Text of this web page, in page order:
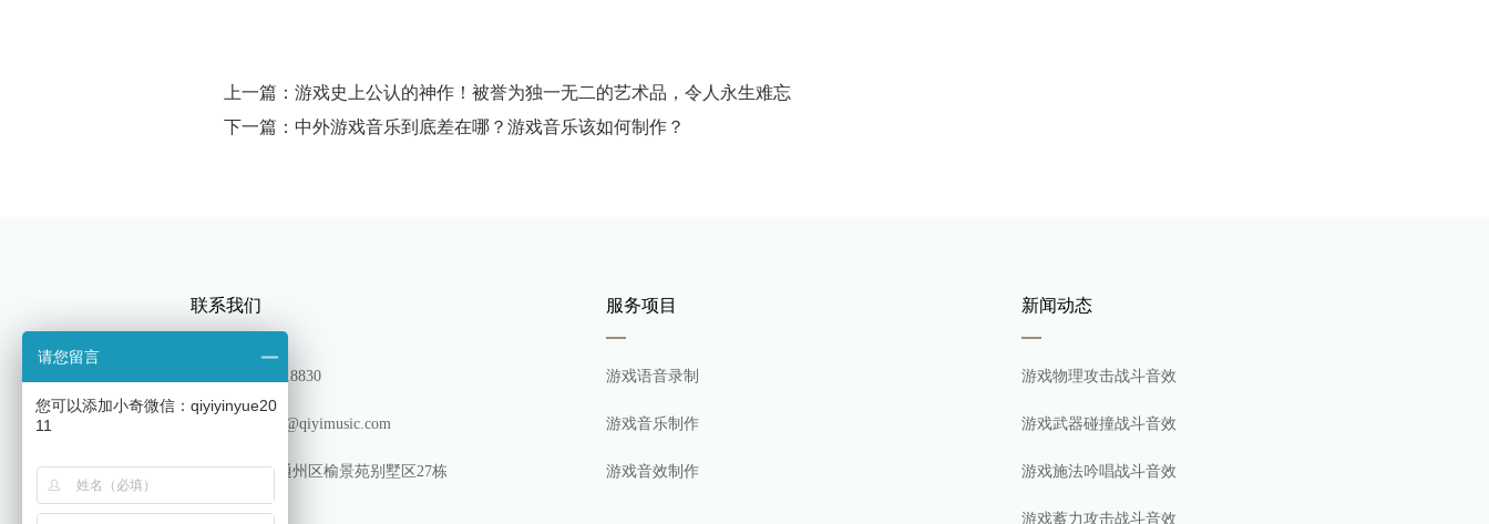
上一篇：游戏史上公认的神作！被誉为独一无二的艺术品，令人永生难忘
下一篇：中外游戏音乐到底差在哪？游戏音乐该如何制作？
联系我们
TEL：13180318830
邮箱: shichang@qiyimusic.com
地址: 北京市通州区榆景苑别墅区27栋
服务项目
游戏语音录制
游戏音乐制作
游戏音效制作
新闻动态
游戏物理攻击战斗音效
游戏武器碰撞战斗音效
游戏施法吟唱战斗音效
游戏蓄力攻击战斗音效
请您留言
您可以添加小奇微信：qiyiyinyue20
11